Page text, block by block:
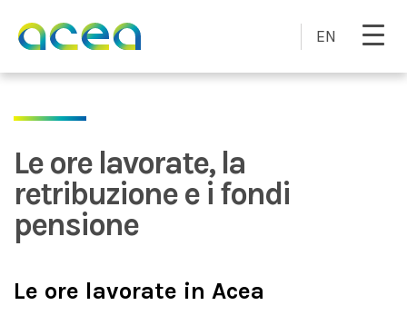
EN
Le ore lavorate, la
retribuzione e i fondi
pensione
Le ore lavorate in Acea